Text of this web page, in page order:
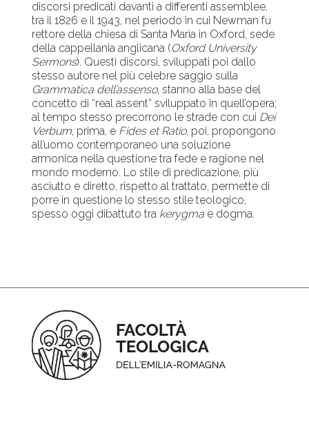
discorsi predicati davanti a differenti assemblee,
tra il 1826 e il 1943, nel periodo in cui Newman fu
rettore della chiesa di Santa Maria in Oxford, sede
della cappellania anglicana (Oxford University
Sermons). Questi discorsi, sviluppati poi dallo
stesso autore nel più celebre saggio sulla
Grammatica dell’assenso, stanno alla base del
concetto di “real assent” sviluppato in quell’opera;
al tempo stesso precorrono le strade con cui Dei
Verbum, prima, e Fides et Ratio, poi, propongono
all’uomo contemporaneo una soluzione
armonica nella questione tra fede e ragione nel
mondo moderno. Lo stile di predicazione, più
asciutto e diretto, rispetto al trattato, permette di
porre in questione lo stesso stile teologico,
spesso oggi dibattuto tra kerygma e dogma.